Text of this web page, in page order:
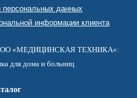
персональных данных
информации клиента
«МЕДИЦИНСКАЯ ТЕХНИКА»:
для дома и больниц